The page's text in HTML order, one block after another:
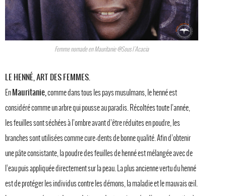
Femme nomade en Mauritanie @Sous l'Acacia
LE HENNÉ, ART DES FEMMES.
EnMauritanie,comme dans tous les pays musulmans, le henné est
considéré comme un arbre qui pousse au paradis. Récoltées toute l’année,
les feuilles sont séchées à l’ombre avant d’être réduites en poudre, les
branches sont utilisées comme cure-dents de bonne qualité. Afin d’obtenir
une pâte consistante, la poudre des feuilles de henné est mélangée avec de
l’eau puis appliquée directement sur la peau. La plus ancienne vertu du henné
est de protéger les individus contre les démons, la maladie et le mauvais œil.